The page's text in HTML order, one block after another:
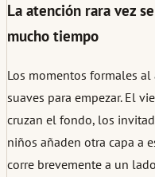
La atención rara vez
mucho tiempo
Los momentos formales
suaves para empezar. El
cruzan el fondo, los
niños añaden otra capa a
corre brevemente a un